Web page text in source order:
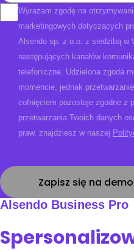
Wyrażam zgodę na
marketingowych dotyczących
Alsendo sp. z o.o. z siedzibą w
następujących kanałów
telefoniczne. Udzielona zgoda
momencie, jednak
cofnięciem pozostaje zgodne z
przetwarzania Twoich danych
praw, znajdziesz w naszej
Alsendo Business Pro